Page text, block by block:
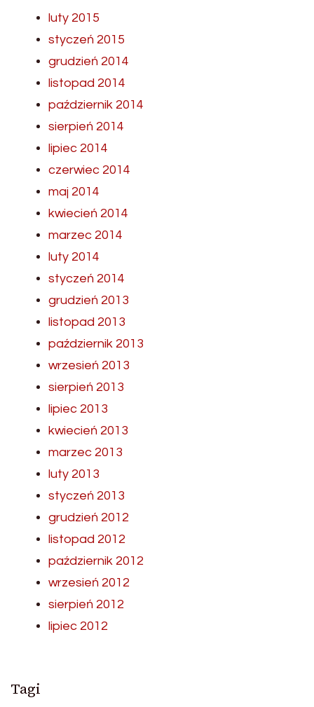
luty 2015
styczeń 2015
grudzień 2014
listopad 2014
październik 2014
sierpień 2014
lipiec 2014
czerwiec 2014
maj 2014
kwiecień 2014
marzec 2014
luty 2014
styczeń 2014
grudzień 2013
listopad 2013
październik 2013
wrzesień 2013
sierpień 2013
lipiec 2013
kwiecień 2013
marzec 2013
luty 2013
styczeń 2013
grudzień 2012
listopad 2012
październik 2012
wrzesień 2012
sierpień 2012
lipiec 2012
Tagi